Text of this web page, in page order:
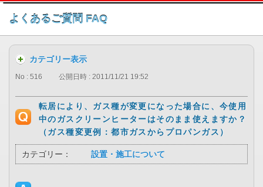
このページの本文へ
よくあるご質問 FAQ
カテゴリー表示
No : 516 公開日時 : 2011/11/21 19:52
転居により、ガス種が変更になった場合に、今使用
中のガスクリーンヒーターはそのまま使えますか？
（ガス種変更例：都市ガスからプロパンガス）
カテゴリー： 設置・施工について